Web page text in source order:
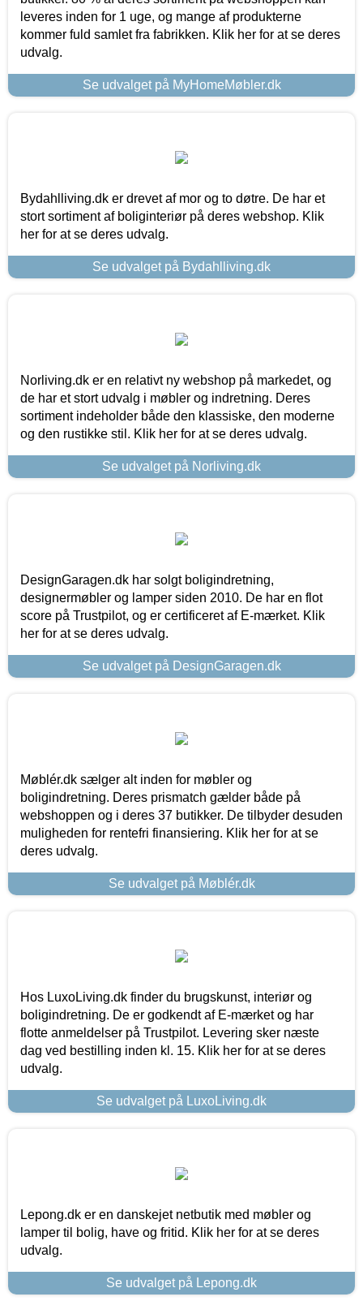
leveres inden for 1 uge, og mange af produkterne
kommer fuld samlet fra fabrikken. Klik her for at se deres
udvalg.
Se udvalget på MyHomeMøbler.dk
Bydahlliving.dk er drevet af mor og to døtre. De har et
stort sortiment af boliginteriør på deres webshop. Klik
her for at se deres udvalg.
Se udvalget på Bydahlliving.dk
Norliving.dk er en relativt ny webshop på markedet, og
de har et stort udvalg i møbler og indretning. Deres
sortiment indeholder både den klassiske, den moderne
og den rustikke stil. Klik her for at se deres udvalg.
Se udvalget på Norliving.dk
DesignGaragen.dk har solgt boligindretning,
designermøbler og lamper siden 2010. De har en flot
score på Trustpilot, og er certificeret af E-mærket. Klik
her for at se deres udvalg.
Se udvalget på DesignGaragen.dk
Møblér.dk sælger alt inden for møbler og
boligindretning. Deres prismatch gælder både på
webshoppen og i deres 37 butikker. De tilbyder desuden
muligheden for rentefri finansiering. Klik her for at se
deres udvalg.
Se udvalget på Møblér.dk
Hos LuxoLiving.dk finder du brugskunst, interiør og
boligindretning. De er godkendt af E-mærket og har
flotte anmeldelser på Trustpilot. Levering sker næste
dag ved bestilling inden kl. 15. Klik her for at se deres
udvalg.
Se udvalget på LuxoLiving.dk
Lepong.dk er en danskejet netbutik med møbler og
lamper til bolig, have og fritid. Klik her for at se deres
udvalg.
Se udvalget på Lepong.dk